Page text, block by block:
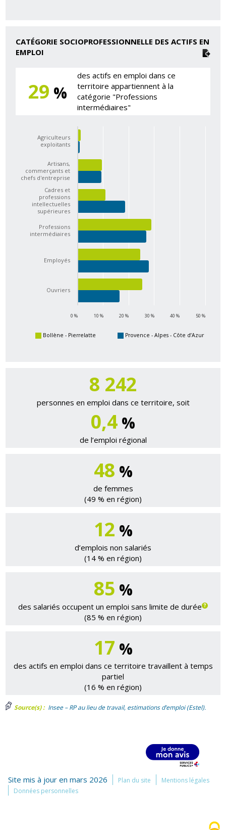
CATÉGORIE SOCIOPROFESSIONNELLE DES ACTIFS EN
EMPLOI
29 %
des actifs en emploi dans ce
territoire appartiennent à la
catégorie "Professions
intermédiaires"
Agriculteurs
exploitants
Artisans,
commerçants et
chefs d'entreprise
Cadres et
professions
intellectuelles
supérieures
Professions
intermédiaires
Employés
Ouvriers
0 % 10 % 20 % 30 % 40 % 50 %
Bollène - Pierrelatte Provence - Alpes - Côte d’Azur
8 285
personnes en emploi dans ce territoire, soit
0,4 %
de l’emploi régional
48 %
de femmes
(49 % en région)
12 %
d’emplois non salariés
(14 % en région)
85 %
des salariés occupent un emploi sans limite de durée
(85 % en région)
17 %
des actifs en emploi dans ce territoire travaillent à temps
partiel
(16 % en région)
Source(s) : Insee – RP au lieu de travail, estimations d’emploi (Estel).
Site mis à jour en mars 2026 Plan du site
Mentions légales
Données personnelles